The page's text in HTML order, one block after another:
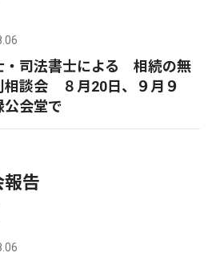
・司法書士による 相続の無
相談会 ８月20日、９月９
会堂で
報告